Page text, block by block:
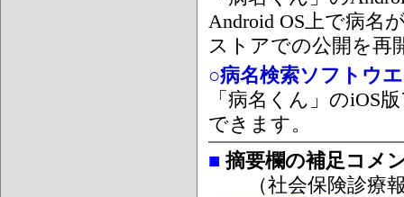
Android OS上で病名
ストアでの公開を再
○病名検索ソフトウ
「病名くん」のiOS
できます。
■ 摘要欄の補足コメ
（社会保険診療報